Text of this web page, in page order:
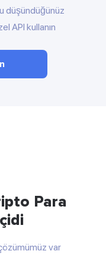
düşündüğünüz
API kullanın
Para
var